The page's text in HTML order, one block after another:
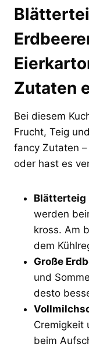
Zutaten
Bei diesem
Frucht, Teig
fancy Zutaten
oder hast es
Blätterteig
werden
kross. Am
dem
Große
und
desto
Cremigkeit
beim